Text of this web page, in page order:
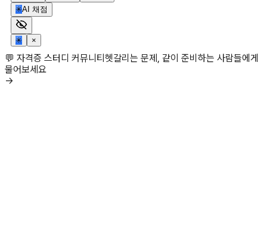
✳AI 채점
✳ ×
💬 자격증 스터디 커뮤니티헷갈리는 문제, 같이 준비하는 사람들에게
물어보세요
→